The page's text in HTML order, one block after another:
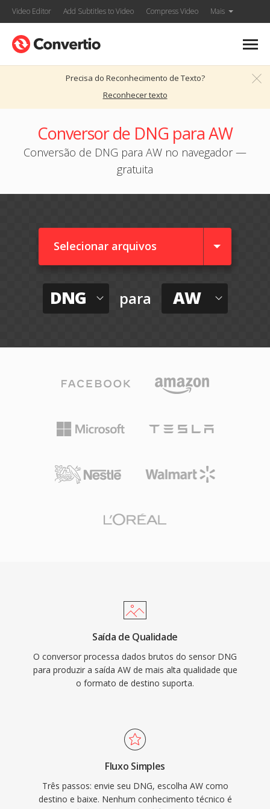
Video Editor Add Subtitles to Video Compress Video Mais
Precisa do Reconhecimento de Texto?
Reconhecer texto
Conversor de DNG para AW
Conversão de DNG para AW no navegador —
gratuita
Selecionar arquivos
DNG para AW
Saída de Qualidade
O conversor processa dados brutos do sensor DNG
para produzir a saída AW de mais alta qualidade que
o formato de destino suporta.
Fluxo Simples
Três passos: envie seu DNG, escolha AW como
destino e baixe. Nenhum conhecimento técnico é